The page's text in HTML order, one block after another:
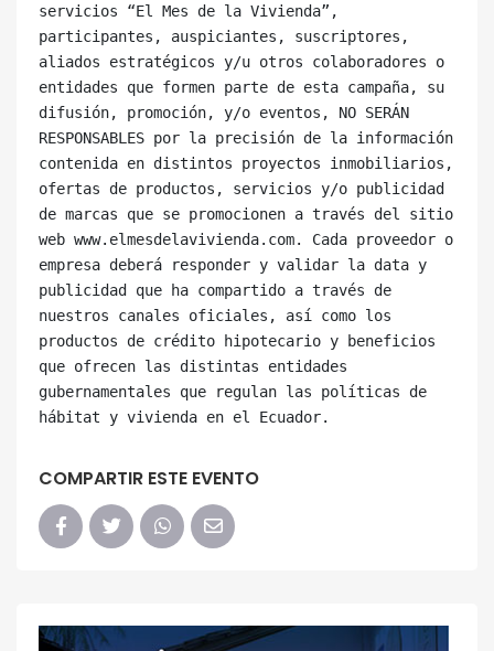
servicios “El Mes de la Vivienda”,
participantes, auspiciantes, suscriptores,
aliados estratégicos y/u otros colaboradores o
entidades que formen parte de esta campaña, su
difusión, promoción, y/o eventos, NO SERÁN
RESPONSABLES por la precisión de la información
contenida en distintos proyectos inmobiliarios,
ofertas de productos, servicios y/o publicidad
de marcas que se promocionen a través del sitio
web www.elmesdelavivienda.com. Cada proveedor o
empresa deberá responder y validar la data y
publicidad que ha compartido a través de
nuestros canales oficiales, así como los
productos de crédito hipotecario y beneficios
que ofrecen las distintas entidades
gubernamentales que regulan las políticas de
COMPARTIR ESTE EVENTO